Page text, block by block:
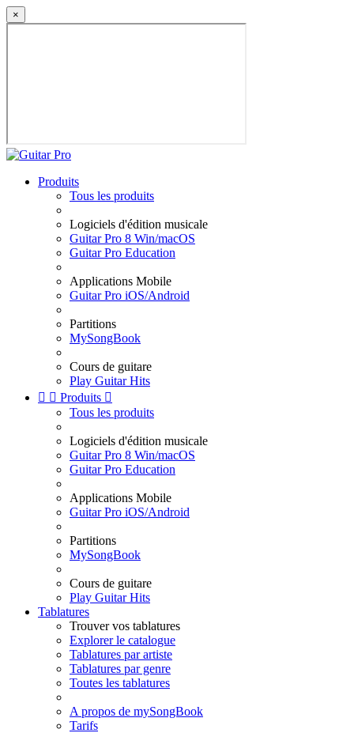
×
Produits
Tous les produits
Logiciels d'édition musicale
Guitar Pro 8 Win/macOS
Guitar Pro Education
Applications Mobile
Guitar Pro iOS/Android
Partitions
MySongBook
Cours de guitare
Play Guitar Hits
  Produits 
Tous les produits
Logiciels d'édition musicale
Guitar Pro 8 Win/macOS
Guitar Pro Education
Applications Mobile
Guitar Pro iOS/Android
Partitions
MySongBook
Cours de guitare
Play Guitar Hits
Tablatures
Trouver vos tablatures
Explorer le catalogue
Tablatures par artiste
Tablatures par genre
Toutes les tablatures
A propos de mySongBook
Tarifs